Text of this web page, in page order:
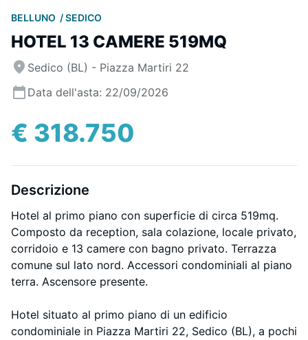
BELLUNO SEDICO
HOTEL 13 CAMERE 519MQ
Sedico (BL) - Piazza Martiri 22
Data dell'asta: 22/09/2026
€ 318.750
Descrizione
Hotel al primo piano con superficie di circa 519mq.
Composto da reception, sala colazione, locale privato,
corridoio e 13 camere con bagno privato. Terrazza
comune sul lato nord. Accessori condominiali al piano
terra. Ascensore presente.
Hotel situato al primo piano di un edificio
condominiale in Piazza Martiri 22, Sedico (BL), a pochi